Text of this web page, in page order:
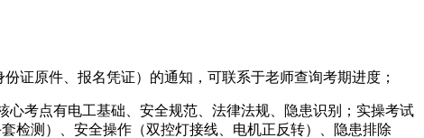
证原件、报名凭证）的通知，可联系于老师查询考期进度；
心考点有电工基础、安全规范、法律法规、隐患识别；实操考试
检测）、安全操作（双控灯接线、电机正反转）、隐患排除